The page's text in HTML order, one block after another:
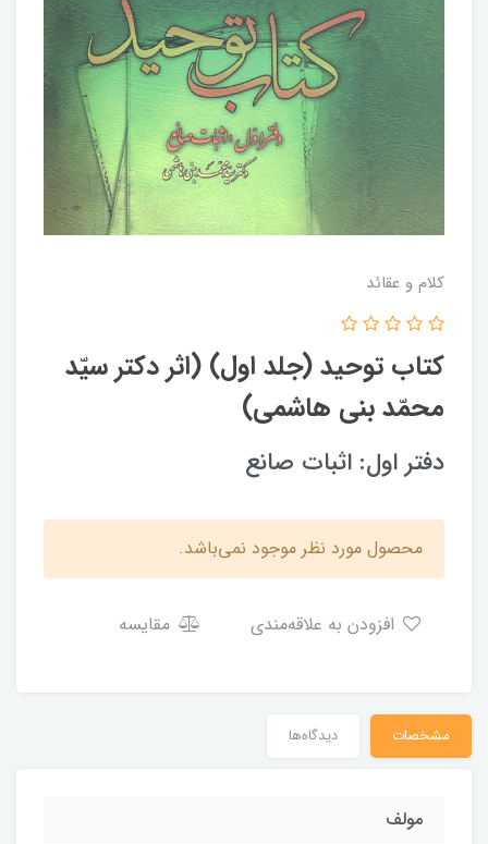
کلام و عقائد
کتاب توحید (جلد اول) (اثر دکتر سیّد
محمّد بنی هاشمی)
دفتر اول: اثبات صانع
محصول مورد نظر موجود نمی‌باشد.
مقایسه
مشخصات دیدگاه‌ها
مولف